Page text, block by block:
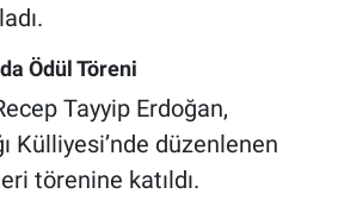
Ödül Töreni
Tayyip Erdoğan,
Külliyesi’nde düzenlenen
törenine katıldı.